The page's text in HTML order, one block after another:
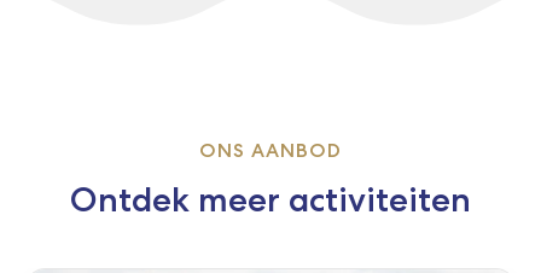
ONS AANBOD
Ontdek meer activiteiten